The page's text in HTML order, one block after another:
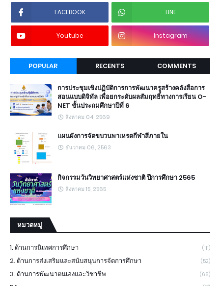
FACEBOOK LINE
Youtube Instagram
POPULAR RECENTS COMMENTS
การประชุมเชิงปฏิบัติการการพัฒนาครูสร้างคลังสื่อการ
สอนแบบดิจิทัล เพื่อยกระดับผลสัมฤทธิ์ทางการเรียน O-
NET ชั้นประถมศึกษาปีที่ 6
สิงหาคม 04, 2569
แผนผังการจัดขบวนพาเหรดกีฬาสีภายใน
ธันวาคม 06, 2563
กิจกรรมวันวิทยาศาสตร์แห่งชาติ ปีการศึกษา 2565
สิงหาคม 15, 2565
หมวดหมู่
1. ด้านการนิเทศการศึกษา (111)
2. ด้านการส่งเสริมและสนับสนุนการจัดการศึกษา (52)
3. ด้านการพัฒนาตนเองและวิชาชีพ (66)